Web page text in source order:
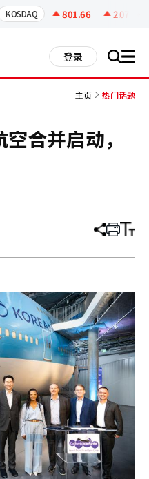
KOSDAQ 801.66 2.07
登录 搜 all
主页 热门话题
合并启动，
分
章
打 调
小